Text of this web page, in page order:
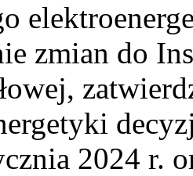
zmian do
2024 r.